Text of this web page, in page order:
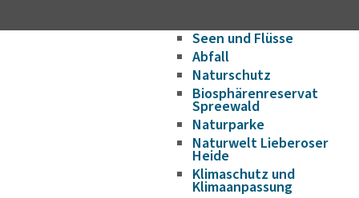
Seen und Flüsse
Abfall
Naturschutz
Biosphärenreservat
Spreewald
Naturparke
Naturwelt Lieberoser
Heide
Klimaschutz und
Klimaanpassung